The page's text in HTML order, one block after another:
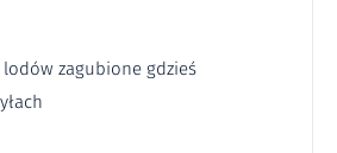
zagubione gdzieś